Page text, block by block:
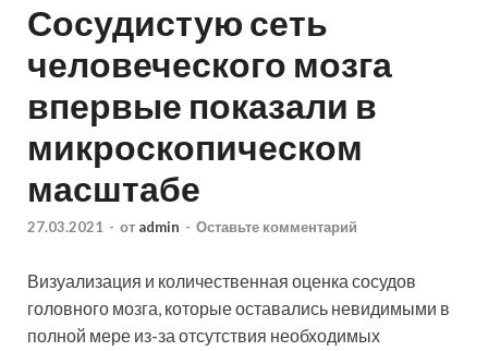
Сосудистую сеть
человеческого мозга
впервые показали в
микроскопическом
масштабе
27.03.2021 - от admin - Оставьте комментарий
Визуализация и количественная оценка сосудов
головного мозга, которые оставались невидимыми в
полной мере из-за отсутствия необходимых